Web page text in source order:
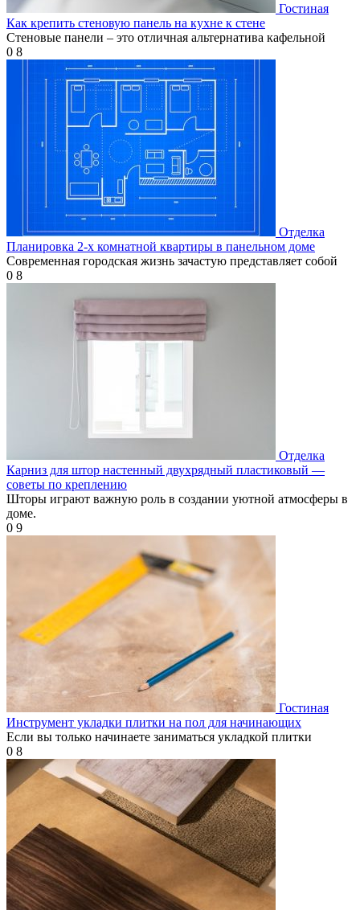
Гостиная
Как крепить стеновую панель на кухне к стене
Стеновые панели – это отличная альтернатива кафельной
0 8
Отделка
Планировка 2-х комнатной квартиры в панельном доме
Современная городская жизнь зачастую представляет собой
0 8
Отделка
Карниз для штор настенный двухрядный пластиковый —
советы по креплению
Шторы играют важную роль в создании уютной атмосферы в
доме.
0 9
Гостиная
Инструмент укладки плитки на пол для начинающих
Если вы только начинаете заниматься укладкой плитки
0 8